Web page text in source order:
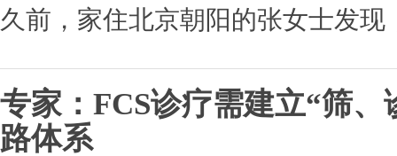
久前，家住北京朝阳的张女士发现
专家：FCS诊疗需建立“筛
路体系